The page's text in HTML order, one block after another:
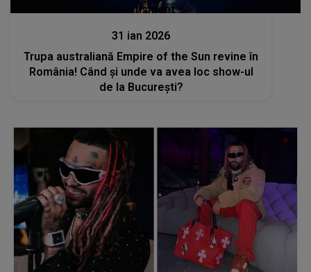
Divertisment
31 ian 2026
Trupa australiană Empire of the Sun revine în
România! Când și unde va avea loc show-ul
de la București?